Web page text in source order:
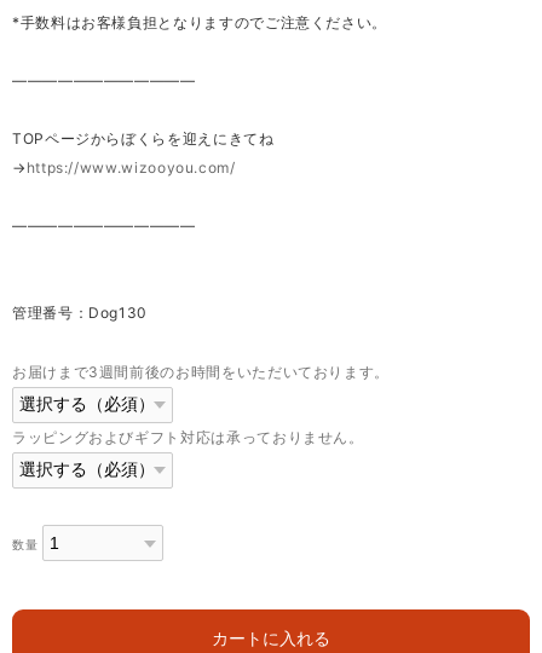
*手数料はお客様負担となりますのでご注意ください。
————————————
TOPページからぼくらを迎えにきてね
→ https://www.wizooyou.com/
————————————
管理番号：Dog130
お届けまで3週間前後のお時間をいただいております。
ラッピングおよびギフト対応は承っておりません。
数量
カートに入れる